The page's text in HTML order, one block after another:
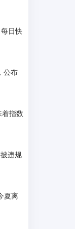
日快
公布
指数
违规
夏离